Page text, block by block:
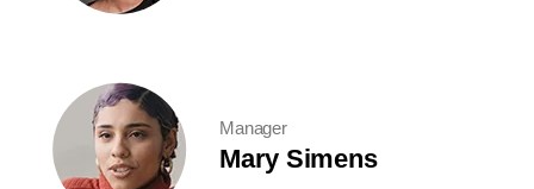
Manager
Mary Simens